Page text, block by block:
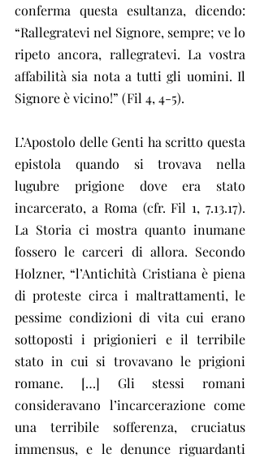
conferma questa esultanza, dicendo:
“Rallegratevi nel Signore, sempre; ve lo
ripeto ancora, rallegratevi. La vostra
affabilità sia nota a tutti gli uomini. Il
Signore è vicino!” (Fil 4, 4-5).
L’Apostolo delle Genti ha scritto questa
epistola quando si trovava nella
lugubre prigione dove era stato
incarcerato, a Roma (cfr. Fil 1, 7.13.17).
La Storia ci mostra quanto inumane
fossero le carceri di allora. Secondo
Holzner, “l’Antichità Cristiana è piena
di proteste circa i maltrattamenti, le
pessime condizioni di vita cui erano
sottoposti i prigionieri e il terribile
stato in cui si trovavano le prigioni
romane. […] Gli stessi romani
consideravano l’incarcerazione come
una terribile sofferenza, cruciatus
immensus, e le denunce riguardanti